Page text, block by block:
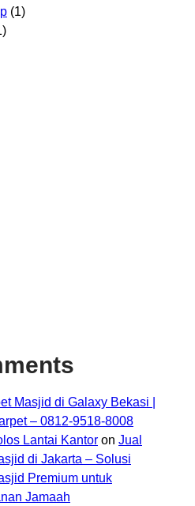
(1)
Masjid di Galaxy Bekasi |
– 0812-9518-8008
Lantai Kantor on Jual
di Jakarta – Solusi
Premium untuk
Jamaah